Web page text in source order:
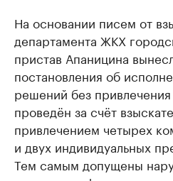
На основании писем от
департамента ЖКХ
пристав Апаницина
постановления об
решений без
проведён за счёт
привлечением четырех
и двух индивидуальных
Тем самым допущены